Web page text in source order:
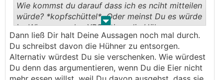
. .
Wie kommst du darauf dass ich es nciht mitteilen
würde? *kopfschüttel* Oder meinst Du es würde
im Wissen um das XPS keiner die Hühnner
nehmen?
Dann ließ Dir halt Deine Aussagen noch mal durch.
Du schreibst davon die Hühner zu entsorgen.
Alternativ würdest Du sie verschenken. Wie würdest
Du denn das argumentieren, wenn Du die Eier nicht